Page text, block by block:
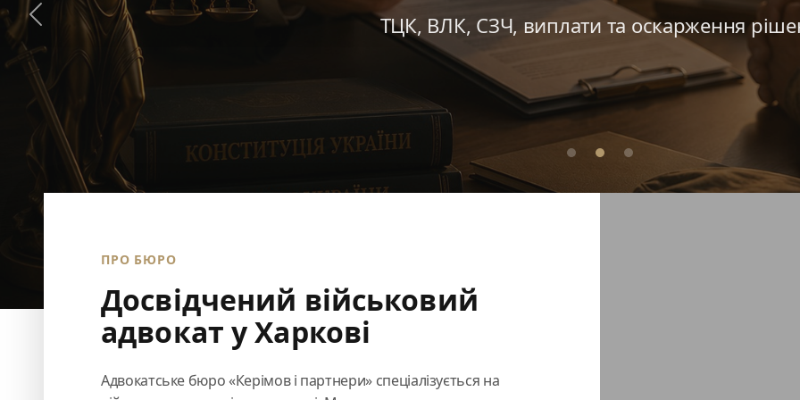
ТЦК, ВЛК, СЗЧ, виплати та оскарження
Попередній
ПРО БЮРО
Досвідчений військовий
адвокат у Харкові
Адвокатське бюро «Керімов і партнери» спеціалізується на